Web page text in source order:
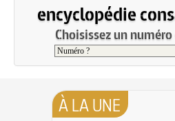
encyclopédie
Choisissez un
À LA UNE